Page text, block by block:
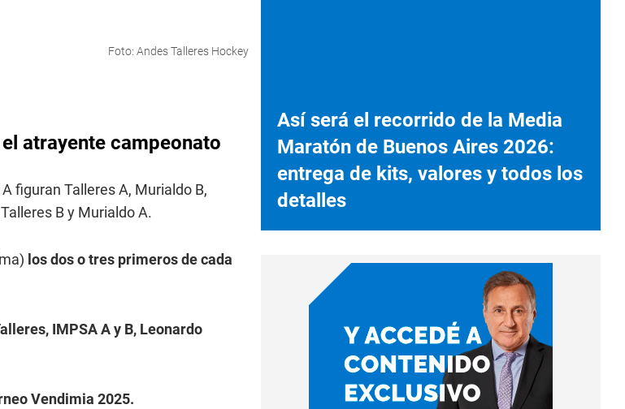
Foto: Andes Talleres Hockey
atrayente campeonato
figuran Talleres A, Murialdo B,
B y Murialdo A.
los dos o tres primeros de cada
IMPSA A y B, Leonardo
Vendimia 2025.
Así será el recorrido de la Media
Maratón de Buenos Aires 2026:
entrega de kits, valores y todos los
detalles